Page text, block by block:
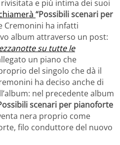
e più intima dei suoi
“Possibili scenari per
Cremonini ha infatti
album attraverso un post:
su tutte le
un piano che
del singolo che dà il
ha deciso anche di
nel precedente album
scenari per pianoforte
nera proprio come
filo conduttore del nuovo